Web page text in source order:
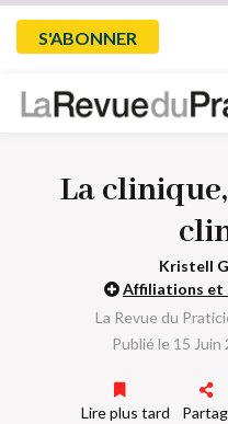
Skip
navigation
Menu
du
l'utilisateur
S'ABONNER
La
Kristell
Affiliations et
La Revue du
Publié le 15 Juin
Lire plus tard